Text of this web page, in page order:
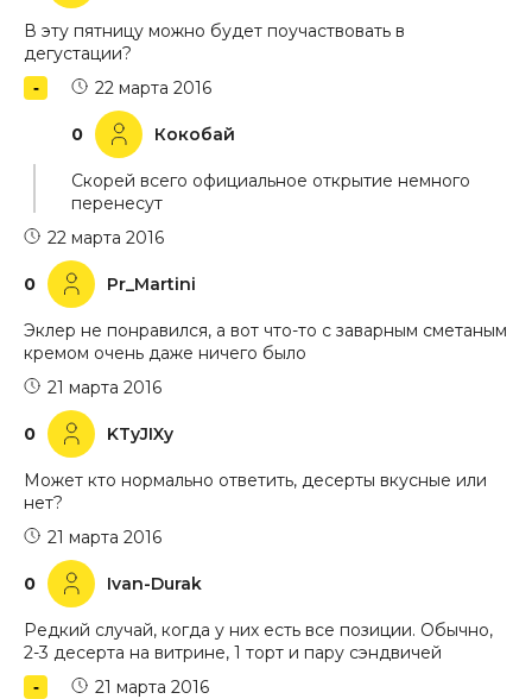
В эту пятницу можно будет поучаствовать в
дегустации?
0 Кокобай
22 марта 2016
Скорей всего официальное открытие немного
перенесут
0 Pr_Martini
22 марта 2016
Эклер не понравился, а вот что-то с заварным сметаным
кремом очень даже ничего было
0 KTyJIXy
21 марта 2016
Может кто нормально ответить, десерты вкусные или
нет?
0 Ivan-Durak
21 марта 2016
Редкий случай, когда у них есть все позиции. Обычно,
2-3 десерта на витрине, 1 торт и пару сэндвичей
21 марта 2016